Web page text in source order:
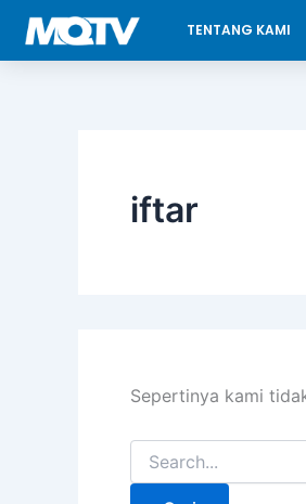
Lewati
TENTANG KAMI
iftar
Sepertinya kami
untuk: